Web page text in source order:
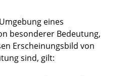
eines
besonderer Bedeutung,
Erscheinungsbild von
sind, gilt: